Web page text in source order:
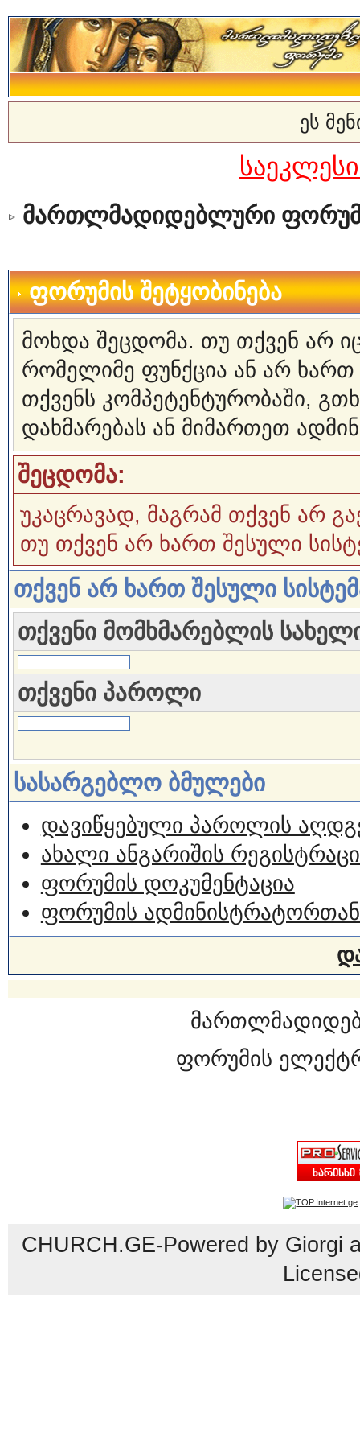
ეს
მართლმადიდებლური
ფორუმის შეტყობინება
მოხდა შეცდომა. თუ თქვენ არ
რომელიმე ფუნქცია ან არ ხართ
თქვენს კომპეტენტურობაში,
დახმარებას ან მიმართეთ
შეცდომა:
უკაცრავად, მაგრამ თქვენ არ
თუ თქვენ არ ხართ შესული
თქვენ არ ხართ შესული
თქვენი მომხმარებლის
თქვენი პაროლი
სასარგებლო ბმულები
დავიწყებული პაროლის
ახალი ანგარიშის
ფორუმის დოკუმენტაცია
ფორუმის ადმინისტრატორთან
ფორუმის
CHURCH.GE-Powered by Giorgi